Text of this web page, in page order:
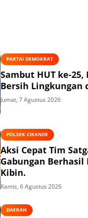
PARTAI DEMOKRAT
Sambut HUT ke-
Bersih Lingkungan
Jumat, 7 Agustus 2026
POLSEK CIKANDE
Aksi Cepat Tim
Gabungan
Kibin.
Kamis, 6 Agustus 2026
DAERAH